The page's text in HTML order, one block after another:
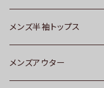
メンズ半袖トップス
メンズアウター